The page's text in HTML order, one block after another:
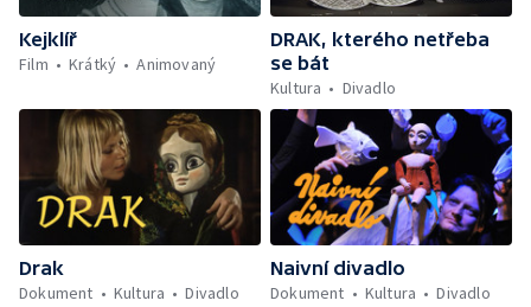
Kejklíř
Film
Krátký Animovaný
DRAK, kterého netřeba
se bát
Kultura
Divadlo
Drak
Dokument
Kultura Divadlo
Naivní divadlo
Dokument
Kultura Divadlo